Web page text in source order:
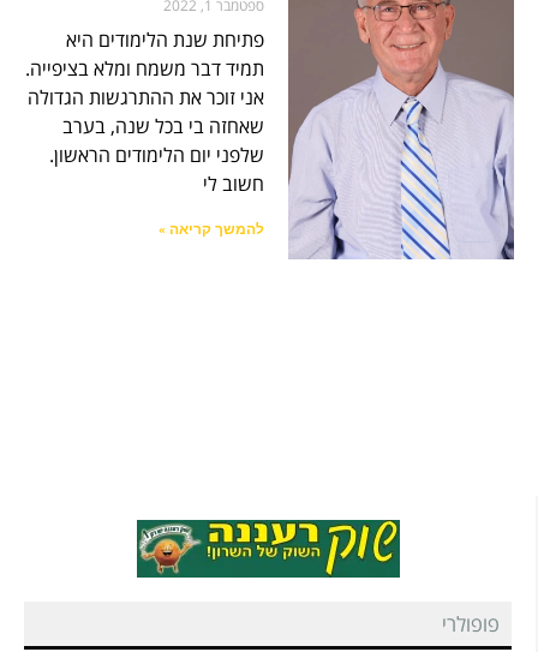
ספטמבר 1, 2022
פתיחת שנת הלימודים היא
תמיד דבר משמח ומלא בציפייה.
אני זוכר את ההתרגשות הגדולה
שאחזה בי בכל שנה, בערב
שלפני יום הלימודים הראשון.
חשוב לי
להמשך קריאה »
פופולרי